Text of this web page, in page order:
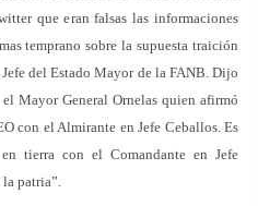
que eran falsas las informaciones
temprano sobre la supuesta traición
del Estado Mayor de la FANB. Dijo
Mayor General Ornelas quien afirmó
con el Almirante en Jefe Ceballos. Es
tierra con el Comandante en Jefe
patria”.